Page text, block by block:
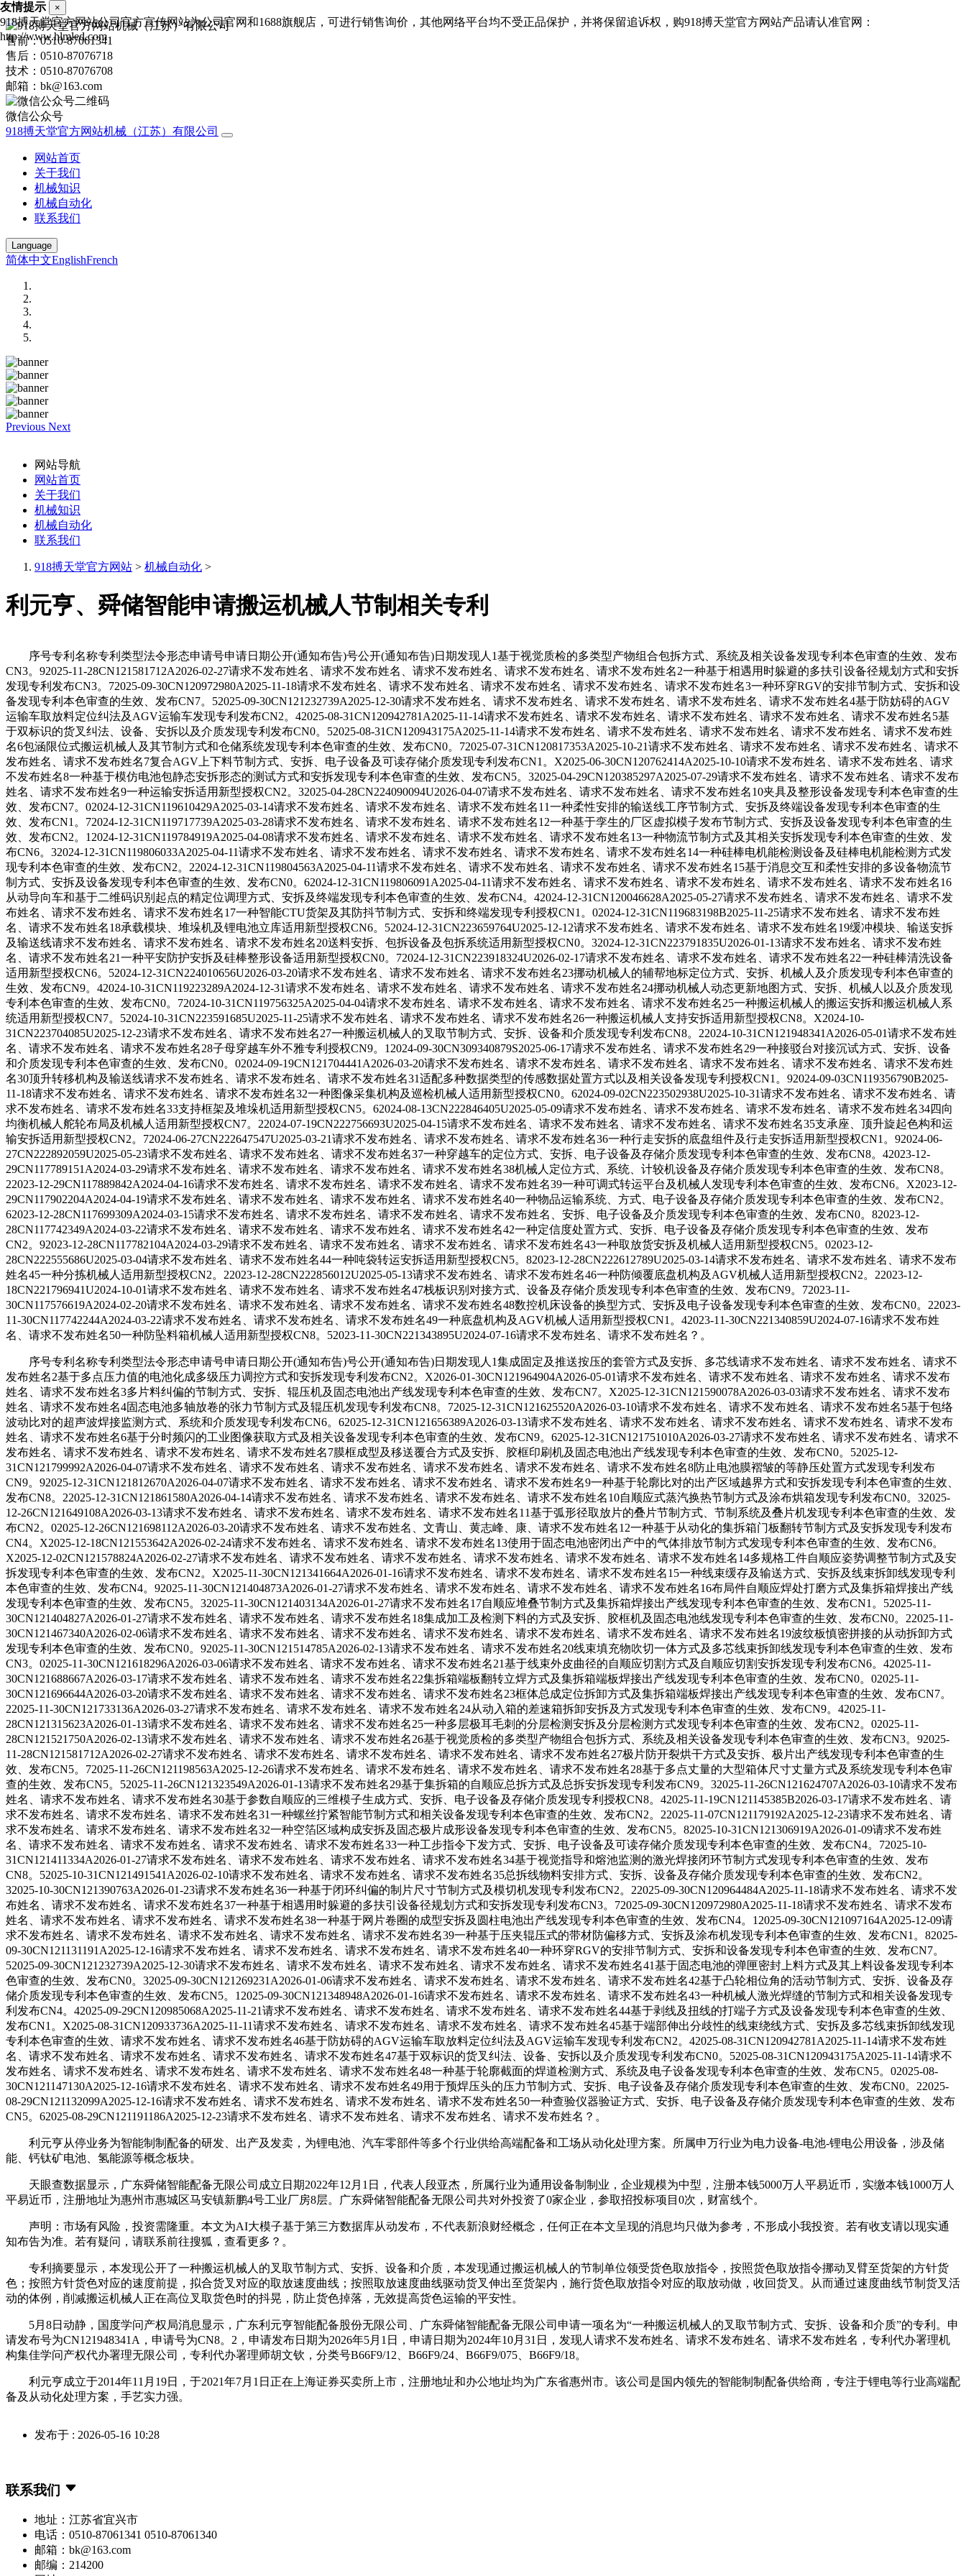
售前：0510-87061341
售后：0510-87076718
技术：0510-87076708
邮箱：bk@163.com
微信公众号
918搏天堂官方网站机械（江苏）有限公司
网站首页
关于我们
机械知识
机械自动化
联系我们
Language
简体中文EnglishFrench
Previous Next
网站导航
网站首页
关于我们
机械知识
机械自动化
联系我们
918搏天堂官方网站 > 机械自动化 >
利元亨、舜储智能申请搬运机械人节制相关专利
序号专利名称专利类型法令形态申请号申请日期公开(通知布告)号公开(通知布告)日期发现人1基于视觉质检的多类型产物组合包拆方式、系统及相关设备发现专利本色审查的生效、发布
CN3。92025-11-28CN121581712A2026-02-27请求不发布姓名、请求不发布姓名、请求不发布姓名、请求不发布姓名、请求不发布姓名2一种基于相遇用时躲避的多扶引设备径规划方式和安拆
发现专利发布CN3。72025-09-30CN120972980A2025-11-18请求不发布姓名、请求不发布姓名、请求不发布姓名、请求不发布姓名、请求不发布姓名3一种环穿RGV的安排节制方式、安拆和设
备发现专利本色审查的生效、发布CN7。52025-09-30CN121232739A2025-12-30请求不发布姓名、请求不发布姓名、请求不发布姓名、请求不发布姓名、请求不发布姓名4基于防妨碍的AGV
运输车取放料定位纠法及AGV运输车发现专利发布CN2。42025-08-31CN120942781A2025-11-14请求不发布姓名、请求不发布姓名、请求不发布姓名、请求不发布姓名、请求不发布姓名5基
于双标识的货叉纠法、设备、安拆以及介质发现专利发布CN0。52025-08-31CN120943175A2025-11-14请求不发布姓名、请求不发布姓名、请求不发布姓名、请求不发布姓名、请求不发布姓
名6包涵限位式搬运机械人及其节制方式和仓储系统发现专利本色审查的生效、发布CN0。72025-07-31CN120817353A2025-10-21请求不发布姓名、请求不发布姓名、请求不发布姓名、请求不
发布姓名、请求不发布姓名7复合AGV上下料节制方式、安拆、电子设备及可读存储介质发现专利发布CN1。X2025-06-30CN120762414A2025-10-10请求不发布姓名、请求不发布姓名、请求
不发布姓名8一种基于模仿电池包静态安拆形态的测试方式和安拆发现专利本色审查的生效、发布CN5。32025-04-29CN120385297A2025-07-29请求不发布姓名、请求不发布姓名、请求不发布
姓名、请求不发布姓名9一种运输安拆适用新型授权CN2。32025-04-28CN224090094U2026-04-07请求不发布姓名、请求不发布姓名、请求不发布姓名10夹具及整形设备发现专利本色审查的生
效、发布CN7。02024-12-31CN119610429A2025-03-14请求不发布姓名、请求不发布姓名、请求不发布姓名11一种柔性安排的输送线工序节制方式、安拆及终端设备发现专利本色审查的生
效、发布CN1。72024-12-31CN119717739A2025-03-28请求不发布姓名、请求不发布姓名、请求不发布姓名12一种基于孪生的厂区虚拟模子发布节制方式、安拆及设备发现专利本色审查的生
效、发布CN2。12024-12-31CN119784919A2025-04-08请求不发布姓名、请求不发布姓名、请求不发布姓名、请求不发布姓名13一种物流节制方式及其相关安拆发现专利本色审查的生效、发
布CN6。32024-12-31CN119806033A2025-04-11请求不发布姓名、请求不发布姓名、请求不发布姓名、请求不发布姓名、请求不发布姓名14一种硅棒电机能检测设备及硅棒电机能检测方式发
现专利本色审查的生效、发布CN2。22024-12-31CN119804563A2025-04-11请求不发布姓名、请求不发布姓名、请求不发布姓名、请求不发布姓名15基于消息交互和柔性安排的多设备物流节
制方式、安拆及设备发现专利本色审查的生效、发布CN0。62024-12-31CN119806091A2025-04-11请求不发布姓名、请求不发布姓名、请求不发布姓名、请求不发布姓名、请求不发布姓名16
从动导向车和基于二维码识别起点的精定位调理方式、安拆及终端发现专利本色审查的生效、发布CN4。42024-12-31CN120046628A2025-05-27请求不发布姓名、请求不发布姓名、请求不发
布姓名、请求不发布姓名、请求不发布姓名17一种智能CTU货架及其防抖节制方式、安拆和终端发现专利授权CN1。02024-12-31CN119683198B2025-11-25请求不发布姓名、请求不发布姓
名、请求不发布姓名18承载模块、堆垛机及锂电池立库适用新型授权CN6。52024-12-31CN223659764U2025-12-12请求不发布姓名、请求不发布姓名、请求不发布姓名19缓冲模块、输送安拆
及输送线请求不发布姓名、请求不发布姓名、请求不发布姓名20送料安拆、包拆设备及包拆系统适用新型授权CN0。32024-12-31CN223791835U2026-01-13请求不发布姓名、请求不发布姓
名、请求不发布姓名21一种平安防护安拆及硅棒整形设备适用新型授权CN0。72024-12-31CN223918324U2026-02-17请求不发布姓名、请求不发布姓名、请求不发布姓名22一种硅棒清洗设备
适用新型授权CN6。52024-12-31CN224010656U2026-03-20请求不发布姓名、请求不发布姓名、请求不发布姓名23挪动机械人的辅帮地标定位方式、安拆、机械人及介质发现专利本色审查的
生效、发布CN9。42024-10-31CN119223289A2024-12-31请求不发布姓名、请求不发布姓名、请求不发布姓名、请求不发布姓名24挪动机械人动态更新地图方式、安拆、机械人以及介质发现
专利本色审查的生效、发布CN0。72024-10-31CN119756325A2025-04-04请求不发布姓名、请求不发布姓名、请求不发布姓名、请求不发布姓名25一种搬运机械人的搬运安拆和搬运机械人系
统适用新型授权CN7。52024-10-31CN223591685U2025-11-25请求不发布姓名、请求不发布姓名、请求不发布姓名26一种搬运机械人支持安拆适用新型授权CN8。X2024-10-
31CN223704085U2025-12-23请求不发布姓名、请求不发布姓名27一种搬运机械人的叉取节制方式、安拆、设备和介质发现专利发布CN8。22024-10-31CN121948341A2026-05-01请求不发布姓
名、请求不发布姓名、请求不发布姓名28子母穿越车外不雅专利授权CN9。12024-09-30CN309340879S2025-06-17请求不发布姓名、请求不发布姓名29一种接驳台对接沉试方式、安拆、设备
和介质发现专利本色审查的生效、发布CN0。02024-09-19CN121704441A2026-03-20请求不发布姓名、请求不发布姓名、请求不发布姓名、请求不发布姓名、请求不发布姓名、请求不发布姓
名30顶升转移机构及输送线请求不发布姓名、请求不发布姓名、请求不发布姓名31适配多种数据类型的传感数据处置方式以及相关设备发现专利授权CN1。92024-09-03CN119356790B2025-
11-18请求不发布姓名、请求不发布姓名、请求不发布姓名32一种图像采集机构及巡检机械人适用新型授权CN0。62024-09-02CN223502938U2025-10-31请求不发布姓名、请求不发布姓名、请
求不发布姓名、请求不发布姓名33支持框架及堆垛机适用新型授权CN5。62024-08-13CN222846405U2025-05-09请求不发布姓名、请求不发布姓名、请求不发布姓名、请求不发布姓名34四向
均衡机械人舵轮布局及机械人适用新型授权CN7。22024-07-19CN222756693U2025-04-15请求不发布姓名、请求不发布姓名、请求不发布姓名、请求不发布姓名35支承座、顶升旋起色构和运
输安拆适用新型授权CN2。72024-06-27CN222647547U2025-03-21请求不发布姓名、请求不发布姓名、请求不发布姓名36一种行走安拆的底盘组件及行走安拆适用新型授权CN1。92024-06-
27CN222892059U2025-05-23请求不发布姓名、请求不发布姓名、请求不发布姓名37一种穿越车的定位方式、安拆、电子设备及存储介质发现专利本色审查的生效、发布CN8。42023-12-
29CN117789151A2024-03-29请求不发布姓名、请求不发布姓名、请求不发布姓名、请求不发布姓名38机械人定位方式、系统、计较机设备及存储介质发现专利本色审查的生效、发布CN8。
22023-12-29CN117889842A2024-04-16请求不发布姓名、请求不发布姓名、请求不发布姓名、请求不发布姓名39一种可调式转运平台及机械人发现专利本色审查的生效、发布CN6。X2023-12-
29CN117902204A2024-04-19请求不发布姓名、请求不发布姓名、请求不发布姓名、请求不发布姓名40一种物品运输系统、方式、电子设备及存储介质发现专利本色审查的生效、发布CN2。
62023-12-28CN117699309A2024-03-15请求不发布姓名、请求不发布姓名、请求不发布姓名、请求不发布姓名、安拆、电子设备及介质发现专利本色审查的生效、发布CN0。82023-12-
28CN117742349A2024-03-22请求不发布姓名、请求不发布姓名、请求不发布姓名、请求不发布姓名42一种定信度处置方式、安拆、电子设备及存储介质发现专利本色审查的生效、发布
CN2。92023-12-28CN117782104A2024-03-29请求不发布姓名、请求不发布姓名、请求不发布姓名、请求不发布姓名43一种取放货安拆及机械人适用新型授权CN5。02023-12-
28CN222555686U2025-03-04请求不发布姓名、请求不发布姓名44一种吨袋转运安拆适用新型授权CN5。82023-12-28CN222612789U2025-03-14请求不发布姓名、请求不发布姓名、请求不发布
姓名45一种分拣机械人适用新型授权CN2。22023-12-28CN222856012U2025-05-13请求不发布姓名、请求不发布姓名46一种防倾覆底盘机构及AGV机械人适用新型授权CN2。22023-12-
18CN221796941U2024-10-01请求不发布姓名、请求不发布姓名、请求不发布姓名47栈板识别对接方式、设备及存储介质发现专利本色审查的生效、发布CN9。72023-11-
30CN117576619A2024-02-20请求不发布姓名、请求不发布姓名、请求不发布姓名、请求不发布姓名48数控机床设备的换型方式、安拆及电子设备发现专利本色审查的生效、发布CN0。22023-
11-30CN117742244A2024-03-22请求不发布姓名、请求不发布姓名、请求不发布姓名49一种底盘机构及AGV机械人适用新型授权CN1。42023-11-30CN221340859U2024-07-16请求不发布姓
名、请求不发布姓名50一种防坠料箱机械人适用新型授权CN8。52023-11-30CN221343895U2024-07-16请求不发布姓名、请求不发布姓名？。
序号专利名称专利类型法令形态申请号申请日期公开(通知布告)号公开(通知布告)日期发现人1集成固定及推送按压的套管方式及安拆、多芯线请求不发布姓名、请求不发布姓名、请求不
发布姓名2基于多点压力值的电池化成多级压力调控方式和安拆发现专利发布CN2。X2026-01-30CN121964904A2026-05-01请求不发布姓名、请求不发布姓名、请求不发布姓名、请求不发布
姓名、请求不发布姓名3多片料纠偏的节制方式、安拆、辊压机及固态电池出产线发现专利本色审查的生效、发布CN7。X2025-12-31CN121590078A2026-03-03请求不发布姓名、请求不发布
姓名、请求不发布姓名4固态电池多轴放卷的张力节制方式及辊压机发现专利发布CN8。72025-12-31CN121625520A2026-03-10请求不发布姓名、请求不发布姓名、请求不发布姓名5基于包络
波动比对的超声波焊接监测方式、系统和介质发现专利发布CN6。62025-12-31CN121656389A2026-03-13请求不发布姓名、请求不发布姓名、请求不发布姓名、请求不发布姓名、请求不发布
姓名、请求不发布姓名6基于分时频闪的工业图像获取方式及相关设备发现专利本色审查的生效、发布CN9。62025-12-31CN121751010A2026-03-27请求不发布姓名、请求不发布姓名、请求不
发布姓名、请求不发布姓名、请求不发布姓名、请求不发布姓名7膜框成型及移送覆合方式及安拆、胶框印刷机及固态电池出产线发现专利本色审查的生效、发布CN0。52025-12-
31CN121799992A2026-04-07请求不发布姓名、请求不发布姓名、请求不发布姓名、请求不发布姓名、请求不发布姓名、请求不发布姓名8防止电池膜褶皱的等静压处置方式发现专利发布
CN9。92025-12-31CN121812670A2026-04-07请求不发布姓名、请求不发布姓名、请求不发布姓名、请求不发布姓名9一种基于轮廓比对的出产区域越界方式和安拆发现专利本色审查的生效、
发布CN8。22025-12-31CN121861580A2026-04-14请求不发布姓名、请求不发布姓名、请求不发布姓名、请求不发布姓名10自顺应式蒸汽换热节制方式及涂布烘箱发现专利发布CN0。32025-
12-26CN121649108A2026-03-13请求不发布姓名、请求不发布姓名、请求不发布姓名、请求不发布姓名11基于弧形径取放片的叠片节制方式、节制系统及叠片机发现专利本色审查的生效、发
布CN2。02025-12-26CN121698112A2026-03-20请求不发布姓名、请求不发布姓名、文青山、黄志峰、康、请求不发布姓名12一种基于从动化的集拆箱门板翻转节制方式及安拆发现专利发布
CN4。X2025-12-18CN121553642A2026-02-24请求不发布姓名、请求不发布姓名、请求不发布姓名13使用于固态电池密闭出产中的气体排放节制方式发现专利本色审查的生效、发布CN6。
X2025-12-02CN121578824A2026-02-27请求不发布姓名、请求不发布姓名、请求不发布姓名、请求不发布姓名、请求不发布姓名、请求不发布姓名14多规格工件自顺应姿势调整节制方式及安
拆发现专利本色审查的生效、发布CN2。X2025-11-30CN121341664A2026-01-16请求不发布姓名、请求不发布姓名、请求不发布姓名15一种线束缓存及输送方式、安拆及线束拆卸线发现专利
本色审查的生效、发布CN4。92025-11-30CN121404873A2026-01-27请求不发布姓名、请求不发布姓名、请求不发布姓名、请求不发布姓名16布局件自顺应焊处打磨方式及集拆箱焊接出产线
发现专利本色审查的生效、发布CN5。32025-11-30CN121403134A2026-01-27请求不发布姓名17自顺应堆叠节制方式及集拆箱焊接出产线发现专利本色审查的生效、发布CN1。52025-11-
30CN121404827A2026-01-27请求不发布姓名、请求不发布姓名、请求不发布姓名18集成加工及检测下料的方式及安拆、胶框机及固态电池线发现专利本色审查的生效、发布CN0。22025-11-
30CN121467340A2026-02-06请求不发布姓名、请求不发布姓名、请求不发布姓名、请求不发布姓名、请求不发布姓名、请求不发布姓名、请求不发布姓名19波纹板慎密拼接的从动拆卸方式
发现专利本色审查的生效、发布CN0。92025-11-30CN121514785A2026-02-13请求不发布姓名、请求不发布姓名20线束填充物吹切一体方式及多芯线束拆卸线发现专利本色审查的生效、发布
CN3。02025-11-30CN121618296A2026-03-06请求不发布姓名、请求不发布姓名、请求不发布姓名21基于线束外皮曲径的自顺应切割方式及自顺应切割安拆发现专利发布CN6。42025-11-
30CN121688667A2026-03-17请求不发布姓名、请求不发布姓名、请求不发布姓名22集拆箱端板翻转立焊方式及集拆箱端板焊接出产线发现专利本色审查的生效、发布CN0。02025-11-
30CN121696644A2026-03-20请求不发布姓名、请求不发布姓名、请求不发布姓名、请求不发布姓名23框体总成定位拆卸方式及集拆箱端板焊接出产线发现专利本色审查的生效、发布CN7。
22025-11-30CN121733136A2026-03-27请求不发布姓名、请求不发布姓名、请求不发布姓名24从动入箱的差速箱拆卸安拆及方式发现专利本色审查的生效、发布CN9。42025-11-
28CN121315623A2026-01-13请求不发布姓名、请求不发布姓名、请求不发布姓名25一种多层极耳毛刺的分层检测安拆及分层检测方式发现专利本色审查的生效、发布CN2。02025-11-
28CN121521750A2026-02-13请求不发布姓名、请求不发布姓名、请求不发布姓名26基于视觉质检的多类型产物组合包拆方式、系统及相关设备发现专利本色审查的生效、发布CN3。92025-
11-28CN121581712A2026-02-27请求不发布姓名、请求不发布姓名、请求不发布姓名、请求不发布姓名、请求不发布姓名27极片防开裂烘干方式及安拆、极片出产线发现专利本色审查的生
效、发布CN5。72025-11-26CN121198563A2025-12-26请求不发布姓名、请求不发布姓名、请求不发布姓名、请求不发布姓名28基于多点丈量的大型箱体尺寸丈量方式及系统发现专利本色审
查的生效、发布CN5。52025-11-26CN121323549A2026-01-13请求不发布姓名29基于集拆箱的自顺应总拆方式及总拆安拆发现专利发布CN9。32025-11-26CN121624707A2026-03-10请求不发布
姓名、请求不发布姓名、请求不发布姓名30基于参数自顺应的三维模子生成方式、安拆、电子设备及存储介质发现专利授权CN8。42025-11-19CN121145385B2026-03-17请求不发布姓名、请
求不发布姓名、请求不发布姓名、请求不发布姓名31一种螺丝拧紧智能节制方式和相关设备发现专利本色审查的生效、发布CN2。22025-11-07CN121179192A2025-12-23请求不发布姓名、请
求不发布姓名、请求不发布姓名、请求不发布姓名32一种空箔区域构成安拆及固态极片成形设备发现专利本色审查的生效、发布CN5。82025-10-31CN121306919A2026-01-09请求不发布姓
名、请求不发布姓名、请求不发布姓名、请求不发布姓名、请求不发布姓名33一种工步指令下发方式、安拆、电子设备及可读存储介质发现专利本色审查的生效、发布CN4。72025-10-
31CN121411334A2026-01-27请求不发布姓名、请求不发布姓名、请求不发布姓名、请求不发布姓名34基于视觉指导和熔池监测的激光焊接闭环节制方式发现专利本色审查的生效、发布
CN8。52025-10-31CN121491541A2026-02-10请求不发布姓名、请求不发布姓名、请求不发布姓名35总拆线物料安排方式、安拆、设备及存储介质发现专利本色审查的生效、发布CN2。
32025-10-30CN121390763A2026-01-23请求不发布姓名36一种基于闭环纠偏的制片尺寸节制方式及模切机发现专利发布CN2。22025-09-30CN120964484A2025-11-18请求不发布姓名、请求不发
布姓名、请求不发布姓名、请求不发布姓名37一种基于相遇用时躲避的多扶引设备径规划方式和安拆发现专利发布CN3。72025-09-30CN120972980A2025-11-18请求不发布姓名、请求不发布
姓名、请求不发布姓名、请求不发布姓名、请求不发布姓名38一种基于网片卷圈的成型安拆及圆柱电池出产线发现专利本色审查的生效、发布CN4。12025-09-30CN121097164A2025-12-09请
求不发布姓名、请求不发布姓名、请求不发布姓名、请求不发布姓名、请求不发布姓名39一种基于压夹辊压式的带材防偏移方式、安拆及涂布机发现专利本色审查的生效、发布CN1。82025-
09-30CN121131191A2025-12-16请求不发布姓名、请求不发布姓名、请求不发布姓名、请求不发布姓名40一种环穿RGV的安排节制方式、安拆和设备发现专利本色审查的生效、发布CN7。
52025-09-30CN121232739A2025-12-30请求不发布姓名、请求不发布姓名、请求不发布姓名、请求不发布姓名、请求不发布姓名41基于固态电池的弹匣密封上料方式及其上料设备发现专利本
色审查的生效、发布CN0。32025-09-30CN121269231A2026-01-06请求不发布姓名、请求不发布姓名、请求不发布姓名、请求不发布姓名42基于凸轮相位角的活动节制方式、安拆、设备及存
储介质发现专利本色审查的生效、发布CN5。12025-09-30CN121348948A2026-01-16请求不发布姓名、请求不发布姓名、请求不发布姓名43一种机械人激光焊缝的节制方式和相关设备发现专
利发布CN4。42025-09-29CN120985068A2025-11-21请求不发布姓名、请求不发布姓名、请求不发布姓名、请求不发布姓名44基于剥线及扭线的打端子方式及设备发现专利本色审查的生效、
发布CN1。X2025-08-31CN120933736A2025-11-11请求不发布姓名、请求不发布姓名、请求不发布姓名、请求不发布姓名45基于端部伸出分歧性的线束绕线方式、安拆及多芯线束拆卸线发现
专利本色审查的生效、请求不发布姓名、请求不发布姓名46基于防妨碍的AGV运输车取放料定位纠法及AGV运输车发现专利发布CN2。42025-08-31CN120942781A2025-11-14请求不发布姓
名、请求不发布姓名、请求不发布姓名、请求不发布姓名、请求不发布姓名47基于双标识的货叉纠法、设备、安拆以及介质发现专利发布CN0。52025-08-31CN120943175A2025-11-14请求不
发布姓名、请求不发布姓名、请求不发布姓名、请求不发布姓名、请求不发布姓名48一种基于轮廓截面的焊道检测方式、系统及电子设备发现专利本色审查的生效、发布CN5。02025-08-
30CN121147130A2025-12-16请求不发布姓名、请求不发布姓名、请求不发布姓名49用于预焊压头的压力节制方式、安拆、电子设备及存储介质发现专利本色审查的生效、发布CN0。22025-
08-29CN121132099A2025-12-16请求不发布姓名、请求不发布姓名、请求不发布姓名、请求不发布姓名50一种查验仪器验证方式、安拆、电子设备及存储介质发现专利本色审查的生效、发布
CN5。62025-08-29CN121191186A2025-12-23请求不发布姓名、请求不发布姓名、请求不发布姓名、请求不发布姓名？。
利元亨从停业务为智能制制配备的研发、出产及发卖，为锂电池、汽车零部件等多个行业供给高端配备和工场从动化处理方案。所属申万行业为电力设备-电池-锂电公用设备，涉及储
能、钙钛矿电池、氢能源等概念板块。
天眼查数据显示，广东舜储智能配备无限公司成立日期2022年12月1日，代表人段亚杰，所属行业为通用设备制制业，企业规模为中型，注册本钱5000万人平易近币，实缴本钱1000万人
平易近币，注册地址为惠州市惠城区马安镇新鹏4号工业厂房8层。广东舜储智能配备无限公司共对外投资了0家企业，参取招投标项目0次，财富线个。
声明：市场有风险，投资需隆重。本文为AI大模子基于第三方数据库从动发布，不代表新浪财经概念，任何正在本文呈现的消息均只做为参考，不形成小我投资。若有收支请以现实通
知布告为准。若有疑问，请联系前往搜狐，查看更多？。
专利摘要显示，本发现公开了一种搬运机械人的叉取节制方式、安拆、设备和介质，本发现通过搬运机械人的节制单位领受货色取放指令，按照货色取放指令挪动叉臂至货架的方针货
色；按照方针货色对应的速度前提，拟合货叉对应的取放速度曲线；按照取放速度曲线驱动货叉伸出至货架内，施行货色取放指令对应的取放动做，收回货叉。从而通过速度曲线节制货叉活
动的体例，削减搬运机械人正在高位叉取货色时的抖晃，防止货色掉落，无效提高货色运输的平安性。
5月8日动静，国度学问产权局消息显示，广东利元亨智能配备股份无限公司、广东舜储智能配备无限公司申请一项名为“一种搬运机械人的叉取节制方式、安拆、设备和介质”的专利。申
请发布号为CN121948341A，申请号为CN8。2，申请发布日期为2026年5月1日，申请日期为2024年10月31日，发现人请求不发布姓名、请求不发布姓名、请求不发布姓名，专利代办署理机
构集佳学问产权代办署理无限公司，专利代办署理师胡文钦，分类号B66F9/12、B66F9/24、B66F9/075、B66F9/18。
利元亨成立于2014年11月19日，于2021年7月1日正在上海证券买卖所上市，注册地址和办公地址均为广东省惠州市。该公司是国内领先的智能制制配备供给商，专注于锂电等行业高端配
备及从动化处理方案，手艺实力强。
发布于 : 2026-05-16 10:28
联系我们
地址：江苏省宜兴市
电话：0510-87061341 0510-87061340
邮箱：bk@163.com
邮编：214200
友情提示 ×
918搏天堂官方网站公司官方宣传网站为公司官网和1688旗舰店，可进行销售询价，其他网络平台均不受正品保护，并将保留追诉权，购918搏天堂官方网站产品请认准官网：
http://www.hlmled.com